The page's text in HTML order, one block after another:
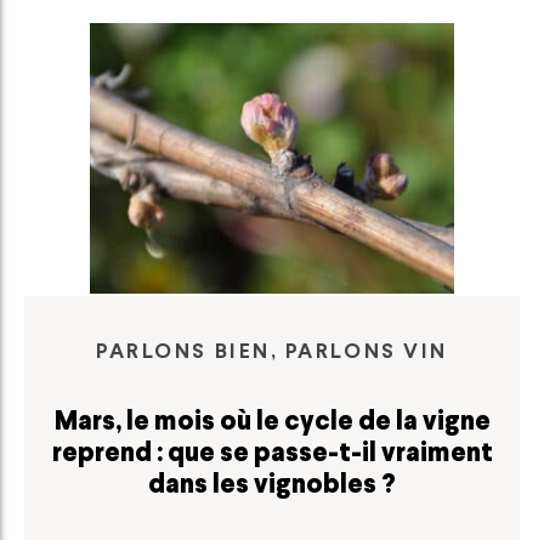
PARLONS BIEN, PARLONS VIN
Mars, le mois où le cycle de la vigne
reprend : que se passe-t-il vraiment
dans les vignobles ?